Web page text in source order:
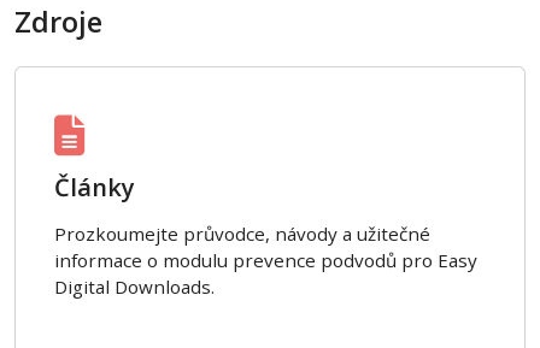
Zdroje
Články
Prozkoumejte průvodce, návody a užitečné
informace o modulu prevence podvodů pro Easy
Digital Downloads.